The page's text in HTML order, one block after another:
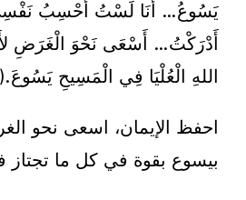
يَسُوعُ… أَنَا لَسْتُ أَحْسِبُ
أَدْرَكْتُ… أَسْعَى نَحْوَ الْغَرَضِ
اللهِ الْعُلْيَا فِي الْمَسِيحِ يَسُوعَ.(في
احفظ الإيمان، اسعى نحو
بيسوع بقوة في كل ما تجتاز